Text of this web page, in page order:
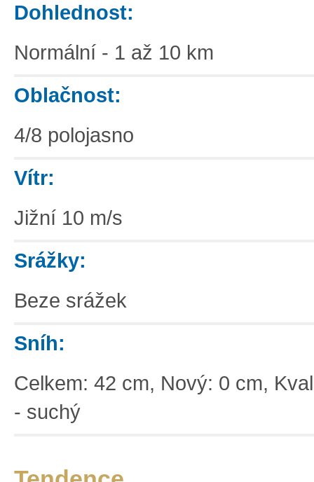
Dohlednost:
Normální - 1 až 10 km
Oblačnost:
4/8 polojasno
Vítr:
Jižní 10 m/s
Srážky:
Beze srážek
Sníh:
Celkem: 42 cm, Nový: 0 cm,
- suchý